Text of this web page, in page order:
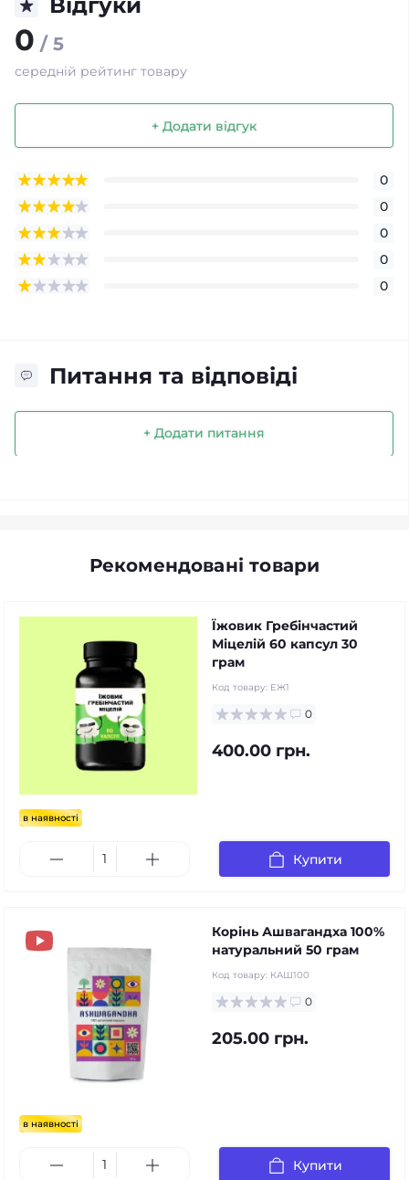
0 / 5
середній рейтинг товару
+ Додати відгук
0
0
0
0
0
Питання та відповіді
+ Додати питання
Рекомендовані товари
в наявності
Їжовик Гребінчастий
Міцелій 60 капсул 30
грам
Код товару: ЕЖ1
0
400.00 грн.
Купити
в наявності
Корінь Ашвагандха 100%
натуральний 50 грам
Код товару: КАШ100
0
205.00 грн.
Купити